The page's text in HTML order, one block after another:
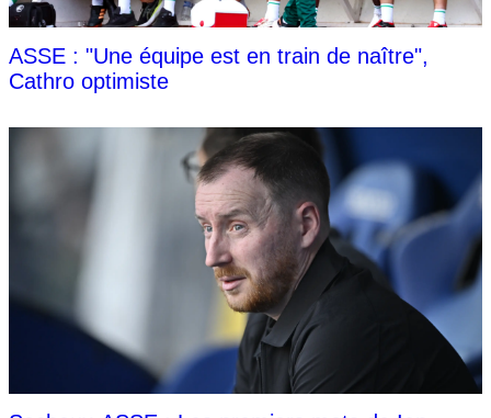
ASSE : "Une équipe est en train de naître",
Cathro optimiste